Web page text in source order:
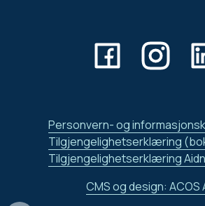
Personvern- og
Tilgjengelighetserklæring
Tilgjengelighetserklæring
CMS og design: ACOS